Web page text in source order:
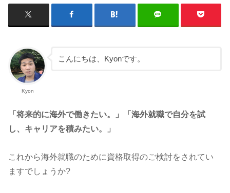
Kyon
こんにちは、Kyonです。
「将来的に海外で働きたい。」「海外就職で自分を試
し、キャリアを積みたい。」
これから海外就職のために資格取得のご検討をされてい
ますでしょうか?